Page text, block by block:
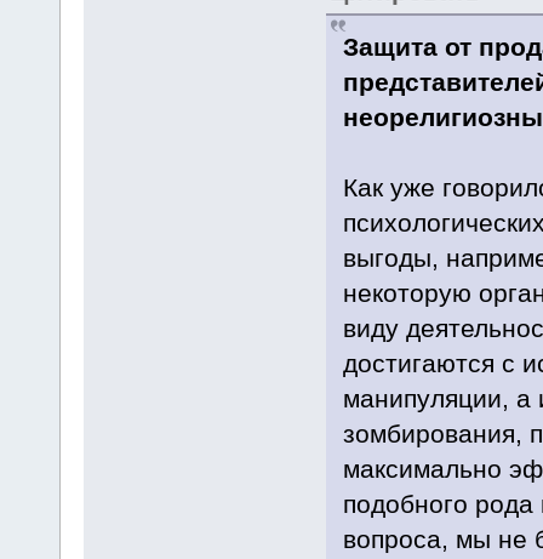
Защита от
Как уже
выгоды,
некоторую
виду
достигаются с
манипуляции, а
зомбирования,
максимально
подобного рода
вопроса, мы не